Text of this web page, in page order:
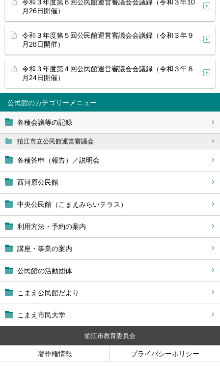
公民館
各種会議等の記録
狛江市立公民館運営審議会
各種答申（報告）／説明会
西河原公民館
中央公民館（こまえみらいテラス）
利用方法・予約の案内
講座・事業の案内
公民館の活動団体
こまえ公民館だより
こまえ市民大学
令和３年度第６回公民館運営審議会会議録（令和３年10
月26日開催）
令和３年度第５回公民館運営審議会会議録（令和３年９
月28日開催）
令和３年度第４回公民館運営審議会会議録（令和３年８
月24日開催）
狛江市教育委員会
著作権情報 プライバシーポリシー